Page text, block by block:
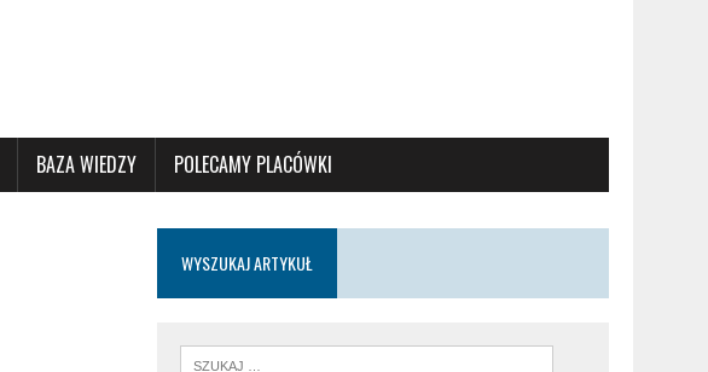
BAZA WIEDZY POLECAMY PLACÓWKI
WYSZUKAJ ARTYKUŁ